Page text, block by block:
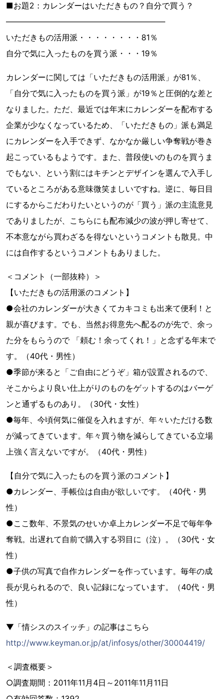
■お題2：カレンダーはいただきもの？自分で買う？
――――――――――――――――――――
いただきもの活用派・・・・・・・・81％
自分で気に入ったものを買う派・・・19％
カレンダーに関しては「いただきもの活用派」が81％、
「自分で気に入ったものを買う派」が19％と圧倒的な差と
なりました。ただ、最近では年末にカレンダーを配布する
企業が少なくなっているため、「いただきもの」派も満足
にカレンダーを入手できず、なかなか厳しい争奪戦が巻き
起こっているもようです。また、普段使いのものを買うま
でもない、という割にはキチンとデザインを選んで入手し
ているところがある意味微笑ましいですね。逆に、毎日目
にするからこだわりたいというのが「買う」派の主流意見
でありましたが、こちらにも配布減少の波が押し寄せて、
不本意ながら買わざるを得ないというコメントも散見。中
には自作するというコメントもありました。
＜コメント（一部抜粋）＞
【いただきもの活用派のコメント】
●会社のカレンダーが大きくてカキコミも出来て便利！と
親が喜びます。でも、当然お得意先へ配るのが先で、余っ
た分をもらうので 「頼む！余ってくれ！」と念ずる年末で
す。（40代・男性）
●季節が来ると「ご自由にどうぞ」箱が設置されるので、
そこからより良い仕上がりのものをゲットするのはバーゲ
ンと通ずるものあり。（30代・女性）
●毎年、今頃何気に催促を入れますが、年々いただける数
が減ってきています。年々買う物を減らしてきている立場
上強く言えないですが。（40代・男性）
【自分で気に入ったものを買う派のコメント】
●カレンダー、手帳位は自由が欲しいです。（40代・男
性）
●ここ数年、不景気のせいか卓上カレンダー不足で毎年争
奪戦。出遅れて自前で購入する羽目に（泣）。（30代・女
性）
●子供の写真で自作カレンダーを作っています。毎年の成
長が見られるので、良い記録になっています。（40代・男
性）
▼「情シスのスイッチ」の記事はこちら
http://www.keyman.or.jp/at/infosys/other/30004419/
＜調査概要＞
○調査期間：2011年11月4日～2011年11月11日